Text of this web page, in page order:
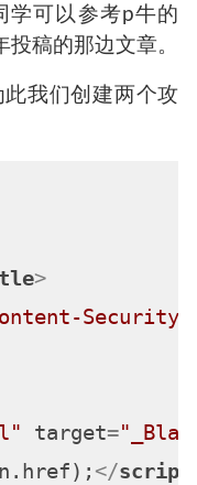
学可以参考p牛的
稿的那边文章。
我们创建两个攻
>
target=
</script